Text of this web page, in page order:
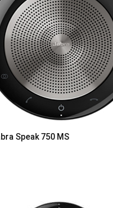
Speak 750 MS